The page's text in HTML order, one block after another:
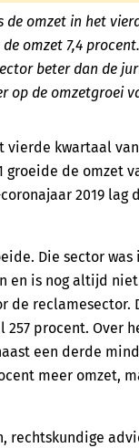
omzet in het
omzet 7,4
beter dan de
op de omzetgroei
kwartaal van
groeide de omzet
2019 lag
Die sector was
en is nog altijd
de reclamesector.
procent. Over
een derde
meer omzet,
rechtskundige